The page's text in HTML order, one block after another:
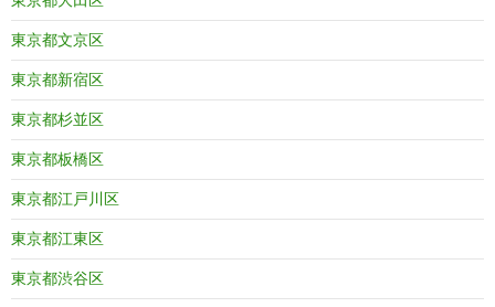
東京都文京区
東京都新宿区
東京都杉並区
東京都板橋区
東京都江戸川区
東京都江東区
東京都渋谷区